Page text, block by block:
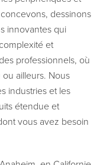
dessinons
innovantes qui
et
professionnels, où
ailleurs. Nous
industries et les
étendue et
vous avez besoin